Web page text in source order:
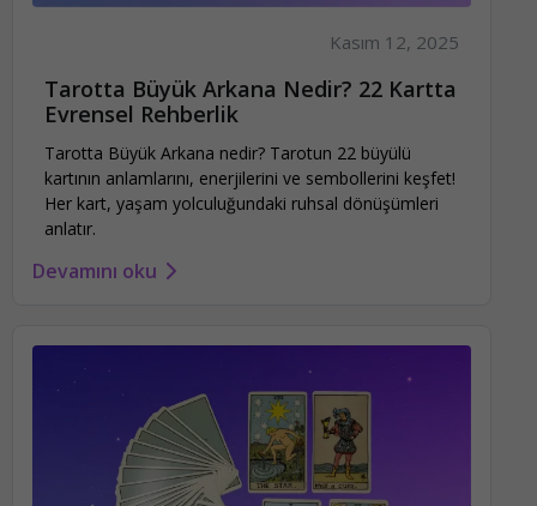
Kasım 12, 2025
Tarotta Büyük Arkana Nedir? 22 Kartta
Evrensel Rehberlik
Tarotta Büyük Arkana nedir? Tarotun 22 büyülü
kartının anlamlarını, enerjilerini ve sembollerini keşfet!
Her kart, yaşam yolculuğundaki ruhsal dönüşümleri
anlatır.
Devamını oku